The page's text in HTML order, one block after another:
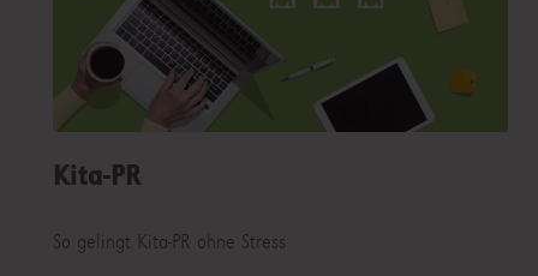
Kita-PR
So gelingt Kita-PR ohne Stress